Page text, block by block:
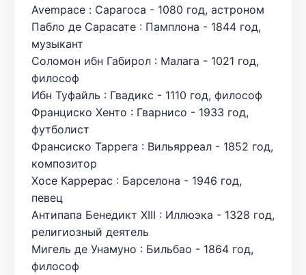
Avempace : Сарагоса - 1080 год, астроном
Пабло де Сарасате : Памплона - 1844 год,
музыкант
Соломон ибн Габирол : Малага - 1021 год,
философ
Ибн Туфайль : Гвадикс - 1110 год, философ
Франциско Хенто : Гварнисо - 1933 год,
футболист
Франсиско Таррега : Вильярреал - 1852 год,
композитор
Хосе Каррерас : Барселона - 1946 год,
певец
Антипапа Бенедикт XIII : Иллюэка - 1328 год,
религиозный деятель
Мигель де Унамуно : Бильбао - 1864 год,
философ